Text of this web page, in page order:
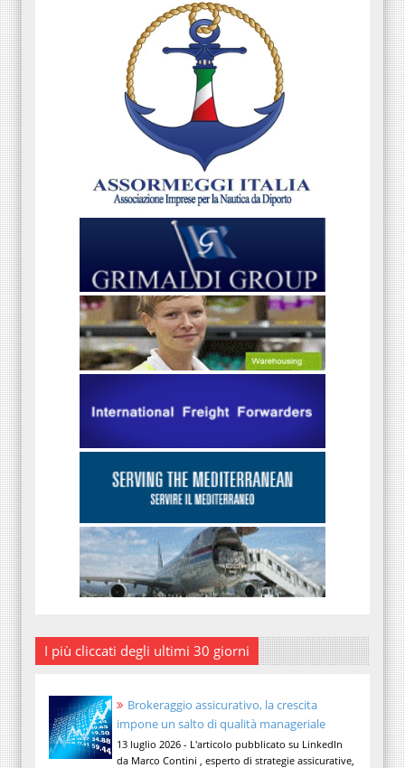
I più cliccati degli ultimi 30 giorni
Brokeraggio assicurativo, la crescita
impone un salto di qualità manageriale
13 luglio 2026 - L'articolo pubblicato su LinkedIn
da Marco Contini , esperto di strategie assicurative,